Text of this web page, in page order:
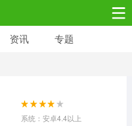
安卓游戏
资讯 专题
系统：安卓4.4以上